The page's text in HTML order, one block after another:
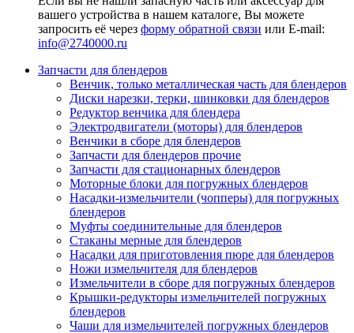
вашего устройства в нашем каталоге, Вы можете
запросить её через форму обратной связи или E-mail:
info@2740000.ru
Запчасти для блендеров
Венчик, только металлическая часть для блендеров
Диски нарезки, терки, шинковки для блендеров
Редуктор венчика для блендера
Электродвигатели (моторы) для блендеров
Венчики в сборе для блендеров
Запчасти для блендеров прочие
Запчасти для стационарных блендеров
Моторные блоки для погружных блендеров
Насадки-измельчители (чопперы) для погружных
блендеров
Муфты соединительные для блендеров
Стаканы мерные для блендеров
Насадки для приготовления пюре для блендеров
Ножи измельчителя для блендеров
Измельчители в сборе для погружных блендеров
Крышки-редукторы измельчителей погружных
блендеров
Чаши для измельчителей погружных блендеров